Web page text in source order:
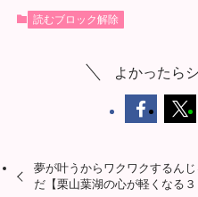
読むブロック解除
よかったら
夢が叶うからワクワクするん
だ【栗山葉湖の心が軽くなる